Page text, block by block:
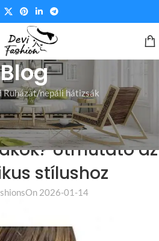
Blog
Ruházat nepáli hátizsák
,NEPÁLI RUHÁZAT
a legdivatosabb
Útmutató az
stílushoz
On 2026-01-14